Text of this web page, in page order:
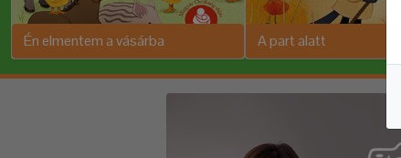
Én elmentem a vásárba A part alatt